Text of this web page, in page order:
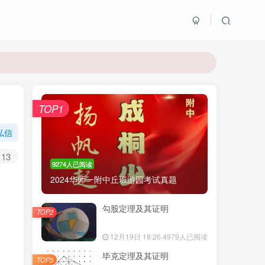
信
13
9274人已阅读
2024华师一附中丘班游园考试真题
TOP1
勾股定理及其证明
12月19日 18:26 4979人已阅读
TOP2
毕克定理及其证明
TOP3